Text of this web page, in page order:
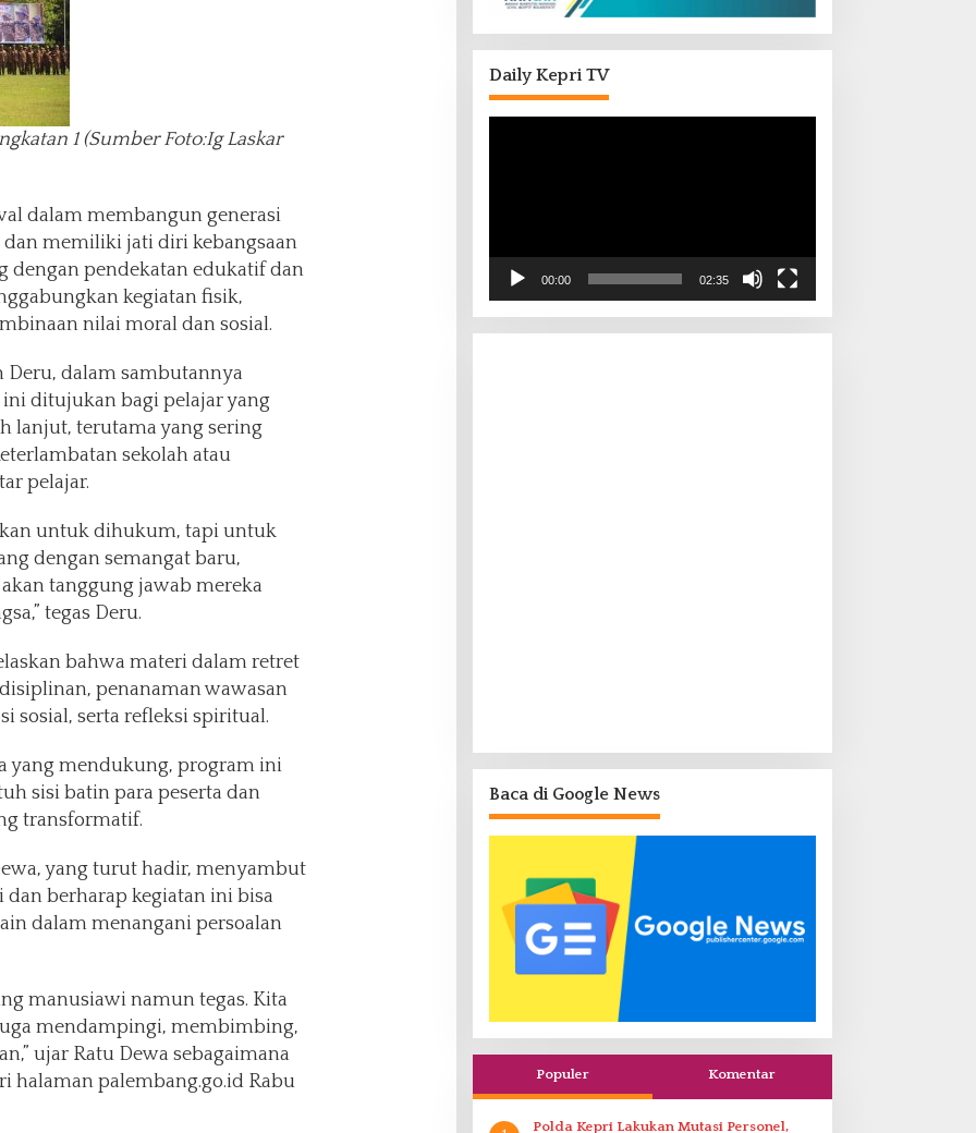
1 (Sumber Foto:Ig Laskar
dalam membangun generasi
memiliki jati diri kebangsaan
dengan pendekatan edukatif dan
kegiatan fisik,
nilai moral dan sosial.
Deru, dalam sambutannya
ditujukan bagi pelajar yang
lanjut, terutama yang sering
sekolah atau
pelajar.
untuk dihukum, tapi untuk
dengan semangat baru,
tanggung jawab mereka
tegas Deru.
bahwa materi dalam retret
penanaman wawasan
sosial, serta refleksi spiritual.
yang mendukung, program ini
sisi batin para peserta dan
transformatif.
yang turut hadir, menyambut
berharap kegiatan ini bisa
dalam menangani persoalan
manusiawi namun tegas. Kita
mendampingi, membimbing,
ujar Ratu Dewa sebagaimana
halaman palembang.go.id Rabu
Daily Kepri TV
00:00 02:35
Baca di Google News
Populer Komentar
Polda Kepri Lakukan Mutasi Personel,